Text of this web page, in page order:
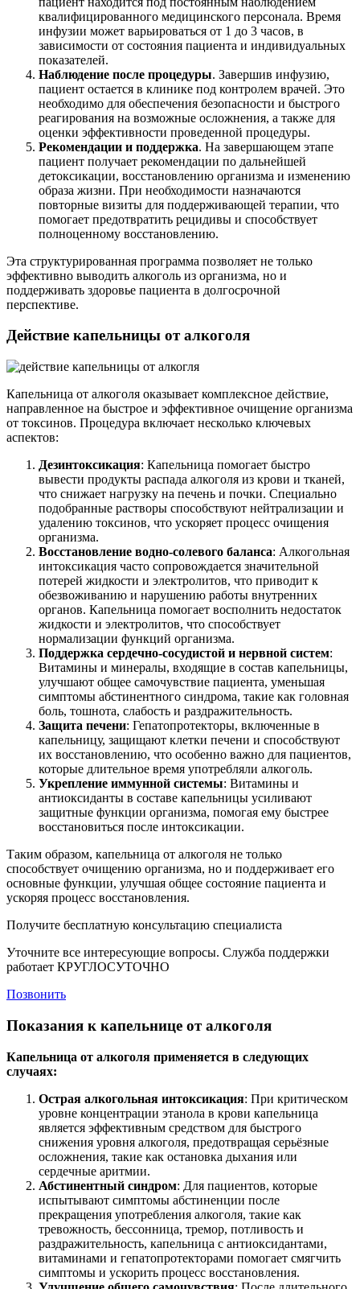
квалифицированного медицинского персонала. Время
инфузии может варьироваться от 1 до 3 часов, в
зависимости от состояния пациента и индивидуальных
показателей.
Наблюдение после процедуры. Завершив инфузию,
пациент остается в клинике под контролем врачей. Это
необходимо для обеспечения безопасности и быстрого
реагирования на возможные осложнения, а также для
оценки эффективности проведенной процедуры.
Рекомендации и поддержка. На завершающем этапе
пациент получает рекомендации по дальнейшей
детоксикации, восстановлению организма и изменению
образа жизни. При необходимости назначаются
повторные визиты для поддерживающей терапии, что
помогает предотвратить рецидивы и способствует
полноценному восстановлению.
Эта структурированная программа позволяет не только
эффективно выводить алкоголь из организма, но и
поддерживать здоровье пациента в долгосрочной
перспективе.
Действие капельницы от алкоголя
Капельница от алкоголя оказывает комплексное действие,
направленное на быстрое и эффективное очищение организма
от токсинов. Процедура включает несколько ключевых
аспектов:
Дезинтоксикация: Капельница помогает быстро
вывести продукты распада алкоголя из крови и тканей,
что снижает нагрузку на печень и почки. Специально
подобранные растворы способствуют нейтрализации и
удалению токсинов, что ускоряет процесс очищения
организма.
Восстановление водно-солевого баланса: Алкогольная
интоксикация часто сопровождается значительной
потерей жидкости и электролитов, что приводит к
обезвоживанию и нарушению работы внутренних
органов. Капельница помогает восполнить недостаток
жидкости и электролитов, что способствует
нормализации функций организма.
Поддержка сердечно-сосудистой и нервной систем:
Витамины и минералы, входящие в состав капельницы,
улучшают общее самочувствие пациента, уменьшая
симптомы абстинентного синдрома, такие как головная
боль, тошнота, слабость и раздражительность.
Защита печени: Гепатопротекторы, включенные в
капельницу, защищают клетки печени и способствуют
их восстановлению, что особенно важно для пациентов,
которые длительное время употребляли алкоголь.
Укрепление иммунной системы: Витамины и
антиоксиданты в составе капельницы усиливают
защитные функции организма, помогая ему быстрее
восстановиться после интоксикации.
Таким образом, капельница от алкоголя не только
способствует очищению организма, но и поддерживает его
основные функции, улучшая общее состояние пациента и
ускоряя процесс восстановления.
Получите бесплатную консультацию специалиста
Уточните все интересующие вопросы. Служба поддержки
работает КРУГЛОСУТОЧНО
Позвонить
Показания к капельнице от алкоголя
Капельница от алкоголя применяется в следующих
случаях:
Острая алкогольная интоксикация: При критическом
уровне концентрации этанола в крови капельница
является эффективным средством для быстрого
снижения уровня алкоголя, предотвращая серьёзные
осложнения, такие как остановка дыхания или
сердечные аритмии.
Абстинентный синдром: Для пациентов, которые
испытывают симптомы абстиненции после
прекращения употребления алкоголя, такие как
тревожность, бессонница, тремор, потливость и
раздражительность, капельница с антиоксидантами,
витаминами и гепатопротекторами помогает смягчить
симптомы и ускорить процесс восстановления.